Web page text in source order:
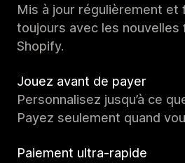
Mis à jour régulièrement et
toujours avec les nouvelles
Shopify.
Jouez avant de payer
Personnalisez jusqu’à ce
Payez seulement quand
Paiement ultra-rapide